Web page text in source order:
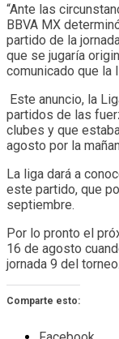
“Ante las
BBVA MX
partido de la
que se jugaría
comunicado que la
Este anuncio, la
partidos de las
clubes y que
agosto por la
La liga dará a
este partido, que
septiembre.
Por lo pronto el
16 de agosto
jornada 9 del torneo.
Comparte esto: